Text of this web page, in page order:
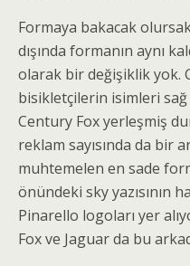
Formaya bakacak
dışında formanın aynı
olarak bir değişiklik yok.
bisikletçilerin isimleri
Century Fox yerleşmiş
reklam sayısında da bir
muhtemelen en sade
önündeki sky yazısının
Pinarello logoları yer
Fox ve Jaguar da bu